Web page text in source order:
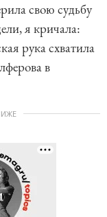
свою судьбу
я кричала:
рука схватила
в